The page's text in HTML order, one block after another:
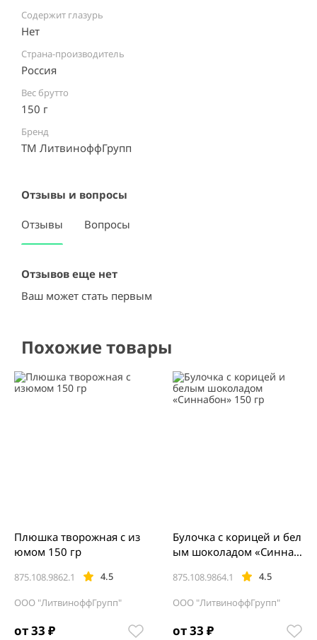
Содержит глазурь
Нет
Страна-производитель
Россия ⠀
Вес брутто
150 г
Бренд
ТМ ЛитвиноффГрупп
Отзывы и вопросы
Отзывы Вопросы
Отзывов еще нет
Ваш может стать первым
Похожие товары
от 33 ₽
875.108.9862.1 4.5
Плюшка творожная с из
юмом 150 гр
ООО "ЛитвиноффГрупп"
от 33 ₽
875.108.9864.1 4.5
Булочка с корицей и бел
ым шоколадом «Синнаб
ООО "ЛитвиноффГрупп"